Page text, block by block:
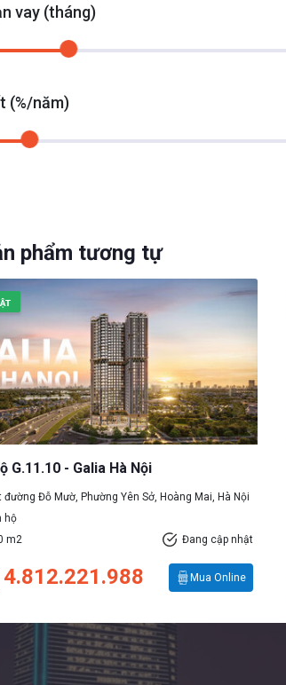
vay (tháng)
(%/năm)
phẩm tương tự
G.11.10 - Galia Hà Nội
đường Đỗ Mườ, Phường Yên Sở, Hoàng Mai, Hà Nội
hộ
m2
Đang cập nhật
4.812.221.988 Mua Online